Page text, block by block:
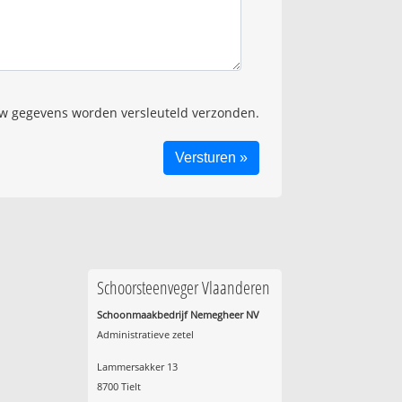
gegevens worden versleuteld verzonden.
Schoorsteenveger Vlaanderen
Schoonmaakbedrijf Nemegheer NV
Administratieve zetel
Lammersakker 13
8700 Tielt